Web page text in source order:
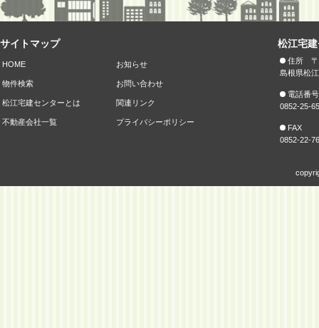
サイトマップ
HOME
物件検索
松江宅建センターとは
不動産会社一覧
お知らせ
お問い合わせ
関連リンク
プライバシーポリシー
松江宅
住所 〒
島根県松
電話番号
0852-25-
FAX
0852-22-